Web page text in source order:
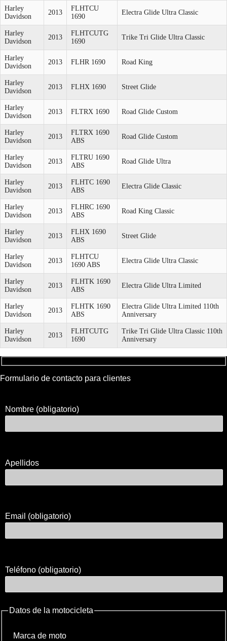
Harley
Davidson
2013
FLHTCU
1690
Electra Glide Ultra Classic
Harley
Davidson
2013
FLHTCUTG
1690
Trike Tri Glide Ultra Classic
Harley
Davidson
2013 FLHR 1690 Road King
Harley
Davidson
2013 FLHX 1690 Street Glide
Harley
Davidson
2013 FLTRX 1690 Road Glide Custom
Harley
Davidson
2013
FLTRX 1690
ABS
Road Glide Custom
Harley
Davidson
2013
FLTRU 1690
ABS
Road Glide Ultra
Harley
Davidson
2013
FLHTC 1690
ABS
Electra Glide Classic
Harley
Davidson
2013
FLHRC 1690
ABS
Road King Classic
Harley
Davidson
2013
FLHX 1690
ABS
Street Glide
Harley
Davidson
2013
FLHTCU
1690 ABS
Electra Glide Ultra Classic
Harley
Davidson
2013
FLHTK 1690
ABS
Electra Glide Ultra Limited
Harley
Davidson
2013
FLHTK 1690
ABS
Electra Glide Ultra Limited 110th
Anniversary
Harley
Davidson
2013
FLHTCUTG
1690
Trike Tri Glide Ultra Classic 110th
Anniversary
Formulario de contacto para clientes
Nombre (obligatorio)
Apellidos
Email (obligatorio)
Teléfono (obligatorio)
Datos de la motocicleta
Marca de moto